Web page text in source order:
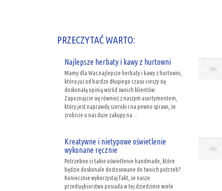
PRZECZYTAĆ WARTO:
Najlepsze herbaty i kawy z hurtowni
Mamy dla Was najlepsze herbaty i kawy z hurtowni,
która już od bardzo długiego czasu cieszy się
doskonałą opinią wśród swoich klientów.
Zapoznajcie się również z naszym asortymentem,
który jest naprawdę szeroki i na pewno sprawi, że
zrobicie u nas duże zakupy na ...
Kreatywne i nietypowe oświetlenie
wykonane ręcznie
Potrzebne ci takie oświetlenie handmade, które
będzie doskonale dostosowane do twoich potrzeb?
Koniecznie wykorzystaj fakt, że nasze
przedsiębiorstwo posiada w tej dziedzinie wiele